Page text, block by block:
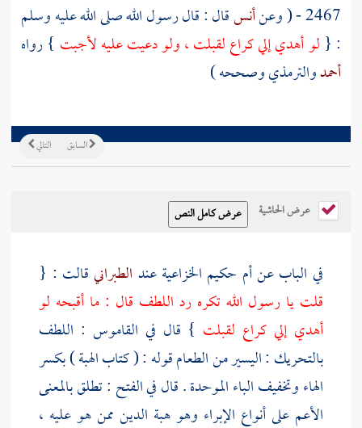
2467 - ( وعن
أنسقال : قال رسول الله صلى الله عليه وسلم
: { لو أهدي إلي كراع لقبلت ، ولو دعيت عليه لأجبت } رواه
أحمدوالترمذيوصححه )
التالي السابق
عرض الحاشية
في الباب عنأم حكيم الخزاعيةعند الطبرانيقالت : {
قلت يا رسول الله تكره رد اللطف قال : ما أقبحه لو
أهدي إلي كراع لقبلت } قال في القاموس : اللطف
بالتحريك : اليسير من الطعام قوله : ( كتاب الهبة ) بكسر
الهاء وتخفيف الباء الموحدة . قال في الفتح : تطلق بالمعنى
الأعم على أنواع الإبراء وهو هبة الدين ممن هو عليه ،